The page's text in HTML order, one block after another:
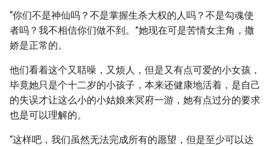
“你们不是神仙吗？不是掌握生杀大权的人吗？不是勾魂使
者吗？我不相信你们做不到。”她现在可是苦情女主角，撒
娇是正常的。
他们看着这个又聒噪，又烦人，但是又有点可爱的小女孩，
毕竟她只是个十二岁的小孩子，本来还健康地活着，是自己
的失误才让这么小的小姑娘来冥府一游，她有点过分的要求
也是可以理解的。
“这样吧，我们虽然无法完成所有的愿望，但是至少可以达